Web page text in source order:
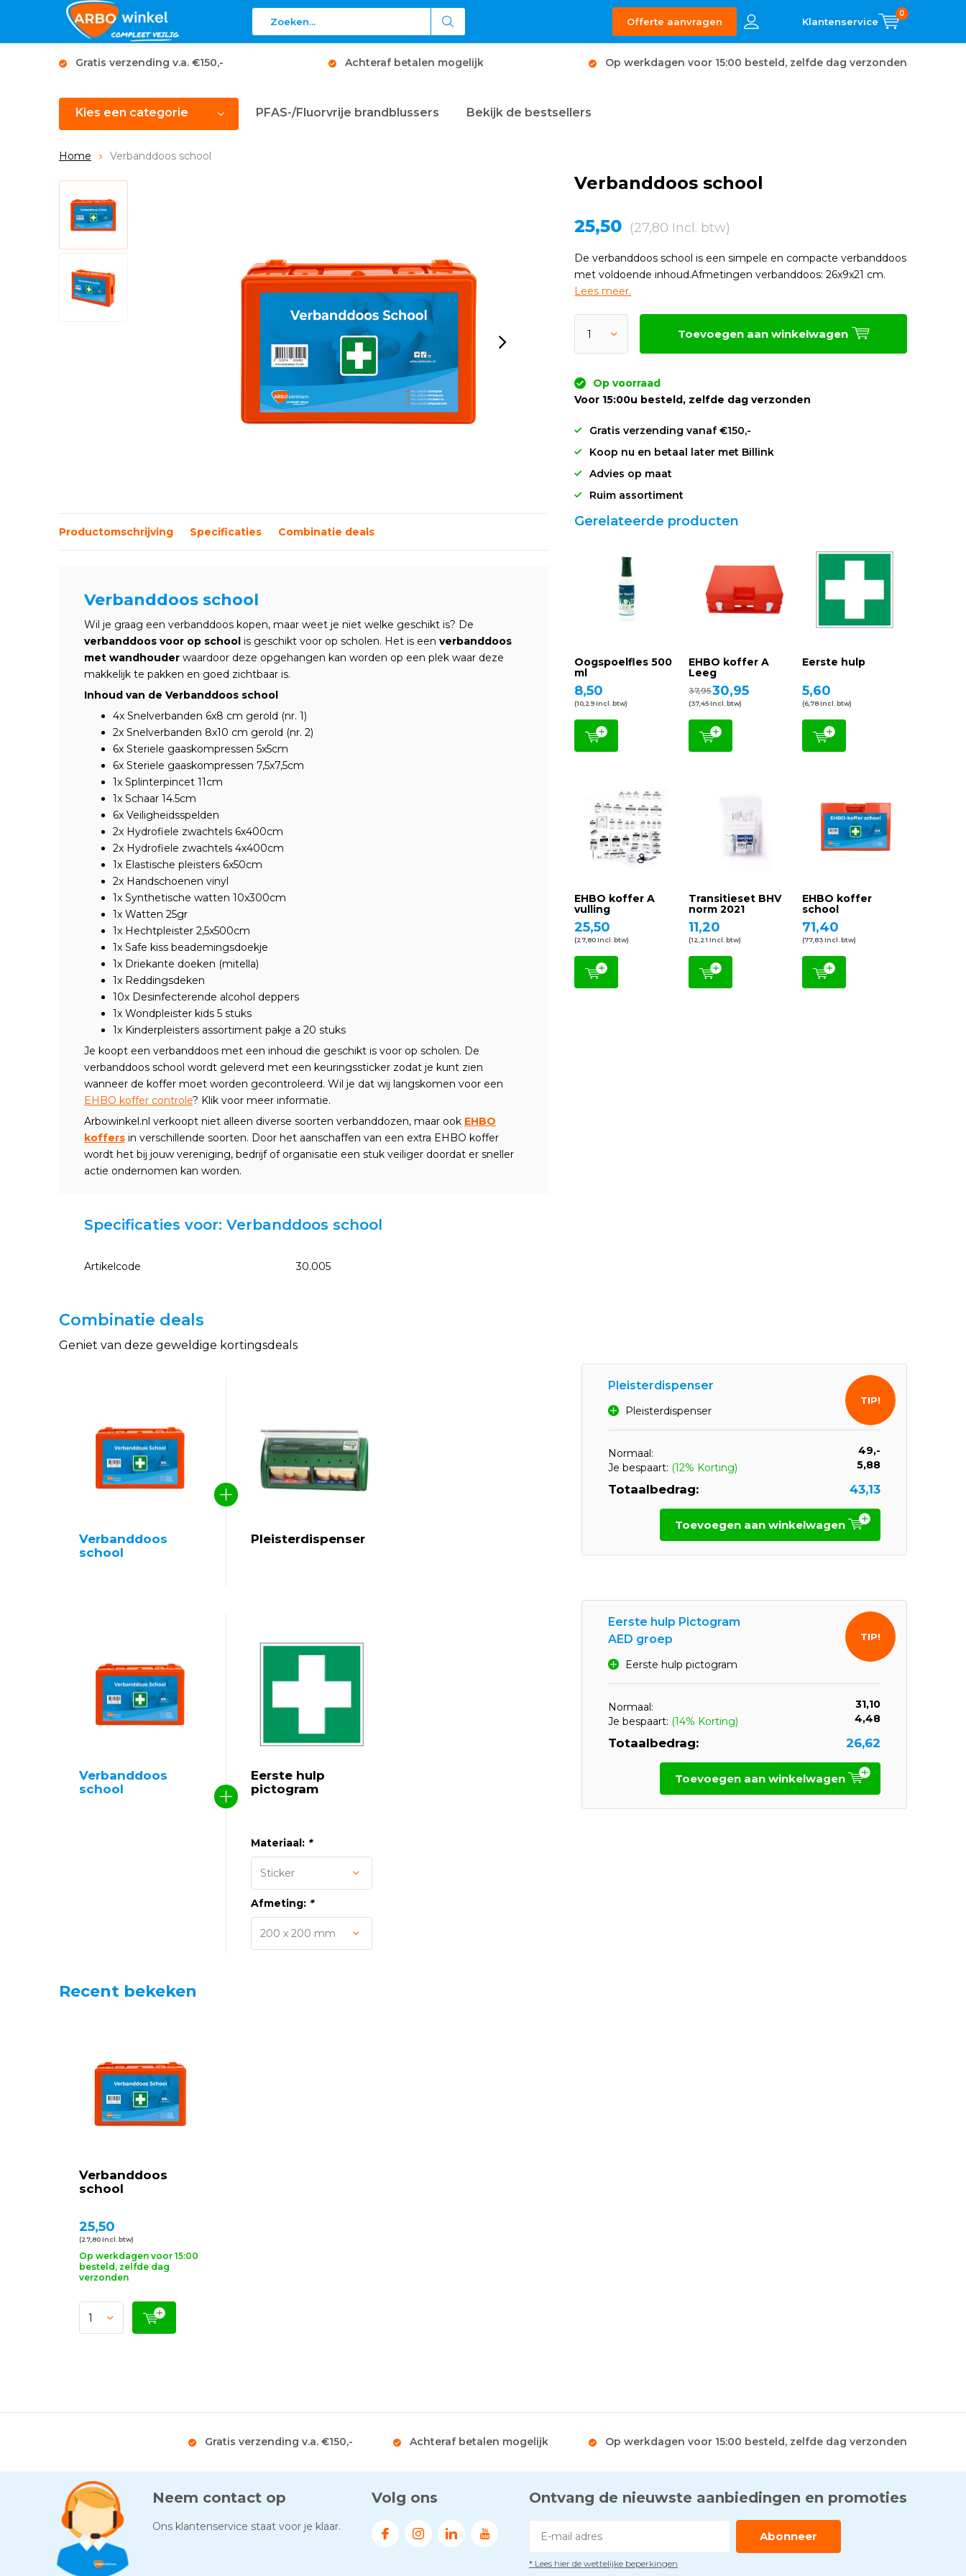
Offerte aanvragen
0
Gratis verzending v.a. €150,- Achteraf betalen mogelijk Op werkdagen voor 15:00 besteld, zelfde dag verzonden
Kies een categorie PFAS-/Fluorvrije brandblussers Bekijk de bestsellers
Home Verbanddoos school
Verbanddoos school
25,50 (27,80 Incl. btw)
De verbanddoos school is een simpele en compacte verbanddoos
met voldoende inhoud.Afmetingen verbanddoos: 26x9x21 cm.
Lees meer.
Toevoegen aan winkelwagen
Op voorraad
Voor 15:00u besteld, zelfde dag verzonden
Gratis verzending vanaf €150,-
Koop nu en betaal later met Billink
Advies op maat
Ruim assortiment
Productomschrijving Specificaties Combinatie deals
Verbanddoos school
Wil je graag een verbanddoos kopen, maar weet je niet welke geschikt is? De
verbanddoos voor op school is geschikt voor op scholen. Het is een verbanddoos
met wandhouder waardoor deze opgehangen kan worden op een plek waar deze
makkelijk te pakken en goed zichtbaar is.
Inhoud van de Verbanddoos school
4x Snelverbanden 6x8 cm gerold (nr. 1)
2x Snelverbanden 8x10 cm gerold (nr. 2)
6x Steriele gaaskompressen 5x5cm
6x Steriele gaaskompressen 7,5x7,5cm
1x Splinterpincet 11cm
1x Schaar 14.5cm
6x Veiligheidsspelden
2x Hydrofiele zwachtels 6x400cm
2x Hydrofiele zwachtels 4x400cm
1x Elastische pleisters 6x50cm
2x Handschoenen vinyl
1x Synthetische watten 10x300cm
1x Watten 25gr
1x Hechtpleister 2,5x500cm
1x Safe kiss beademingsdoekje
1x Driekante doeken (mitella)
1x Reddingsdeken
10x Desinfecterende alcohol deppers
1x Wondpleister kids 5 stuks
1x Kinderpleisters assortiment pakje a 20 stuks
Je koopt een verbanddoos met een inhoud die geschikt is voor op scholen. De
verbanddoos school wordt geleverd met een keuringssticker zodat je kunt zien
wanneer de koffer moet worden gecontroleerd. Wil je dat wij langskomen voor een
EHBO koffer controle? Klik voor meer informatie.
Arbowinkel.nl verkoopt niet alleen diverse soorten verbanddozen, maar ook EHBO
koffers in verschillende soorten. Door het aanschaffen van een extra EHBO koffer
wordt het bij jouw vereniging, bedrijf of organisatie een stuk veiliger doordat er sneller
actie ondernomen kan worden.
Specificaties voor: Verbanddoos school
Artikelcode 30.005
Gerelateerde producten
Oogspoelfles 500
ml
8,50
(10,29 Incl. btw)
EHBO koffer A
Leeg
37,9530,95
(37,45 Incl. btw)
Eerste hulp
5,60
(6,78 Incl. btw)
EHBO koffer A
vulling
25,50
(27,80 Incl. btw)
Transitieset BHV
norm 2021
11,20
(12,21 Incl. btw)
EHBO koffer
school
71,40
(77,83 Incl. btw)
Combinatie deals
Geniet van deze geweldige kortingsdeals
Verbanddoos
school
Pleisterdispenser
Pleisterdispenser
Pleisterdispenser
Normaal:
49,-
Je bespaart: (12% Korting) 5,88
Totaalbedrag: 43,13
TIP!
Toevoegen aan winkelwagen
Verbanddoos
school
Eerste hulp
pictogram
Materiaal: *
Afmeting: *
Eerste hulp Pictogram
AED groep
Eerste hulp pictogram
Normaal:
31,10
Je bespaart: (14% Korting) 4,48
Totaalbedrag: 26,62
TIP!
Toevoegen aan winkelwagen
Recent bekeken
Verbanddoos
school
25,50
(27,80 Incl. btw)
Op werkdagen voor 15:00
besteld, zelfde dag
verzonden
Gratis verzending v.a. €150,- Achteraf betalen mogelijk Op werkdagen voor 15:00 besteld, zelfde dag verzonden
Neem contact op
Ons klantenservice staat voor je klaar.
Volg ons Ontvang de nieuwste aanbiedingen en promoties
Abonneer
* Lees hier de wettelijke beperkingen